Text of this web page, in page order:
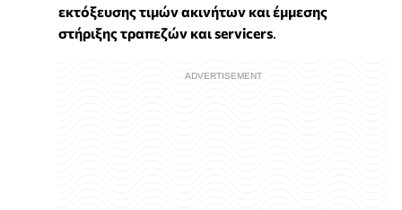
εκτόξευσης τιμών ακινήτων και έμμεσης
στήριξης τραπεζών και servicers.